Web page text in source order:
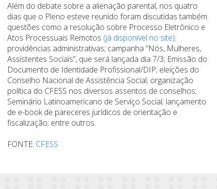
Além do debate sobre a alienação parental, nos quatro
dias que o Pleno esteve reunido foram discutidas também
questões como a resolução sobre Processo Eletrônico e
Atos Processuais Remotos (já disponível no site);
providências administrativas; campanha “Nós, Mulheres,
Assistentes Sociais”, que será lançada dia 7/3; Emissão do
Documento de Identidade Profissional/DIP; eleições do
Conselho Nacional de Assistência Social; organização
política do CFESS nos diversos assentos de conselhos;
Seminário Latinoamericano de Serviço Social; lançamento
de e-book de pareceres jurídicos de orientação e
fiscalização; entre outros.
FONTE: CFESS